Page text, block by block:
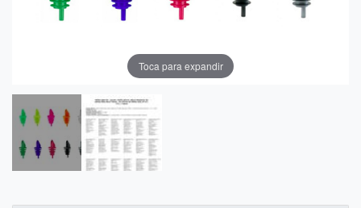
Toca para expandir